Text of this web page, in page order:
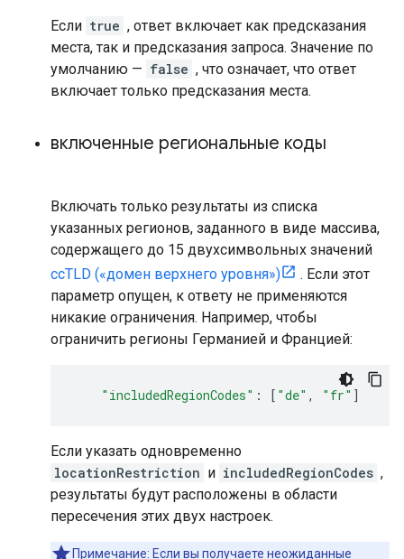
Если true , ответ включает как предсказания
места, так и предсказания запроса. Значение по
умолчанию — false , что означает, что ответ
включает только предсказания места.
включенные региональные коды
Включать только результаты из списка
указанных регионов, заданного в виде массива,
содержащего до 15 двухсимвольных значений
ccTLD («домен верхнего уровня»)
. Если этот
параметр опущен, к ответу не применяются
никакие ограничения. Например, чтобы
ограничить регионы Германией и Францией:
"includedRegionCodes" : [ "de" , "fr" ]
Если указать одновременно
locationRestriction и includedRegionCodes ,
результаты будут расположены в области
пересечения этих двух настроек.
Примечание: Если вы получаете неожиданные